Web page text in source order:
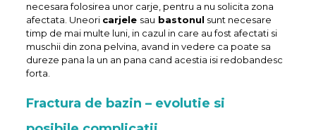
necesara folosirea unor carje, pentru a nu solicita zona
afectata. Uneori carjele sau bastonul sunt necesare
timp de mai multe luni, in cazul in care au fost afectati si
muschii din zona pelvina, avand in vedere ca poate sa
dureze pana la un an pana cand acestia isi redobandesc
forta.
Fractura de bazin – evolutie si